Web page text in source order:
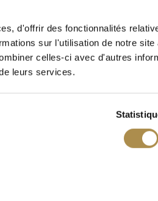
d'offrir des fonctionnalités
sur l'utilisation de notre site
celles-ci avec d'autres
leurs services.